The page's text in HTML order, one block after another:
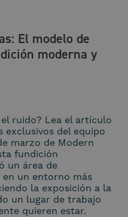
El modelo de
moderna y
ruido? Lea el artículo
del equipo
marzo de Modern
fundición
un área de
un entorno más
la exposición a la
un lugar de trabajo
quieren estar.